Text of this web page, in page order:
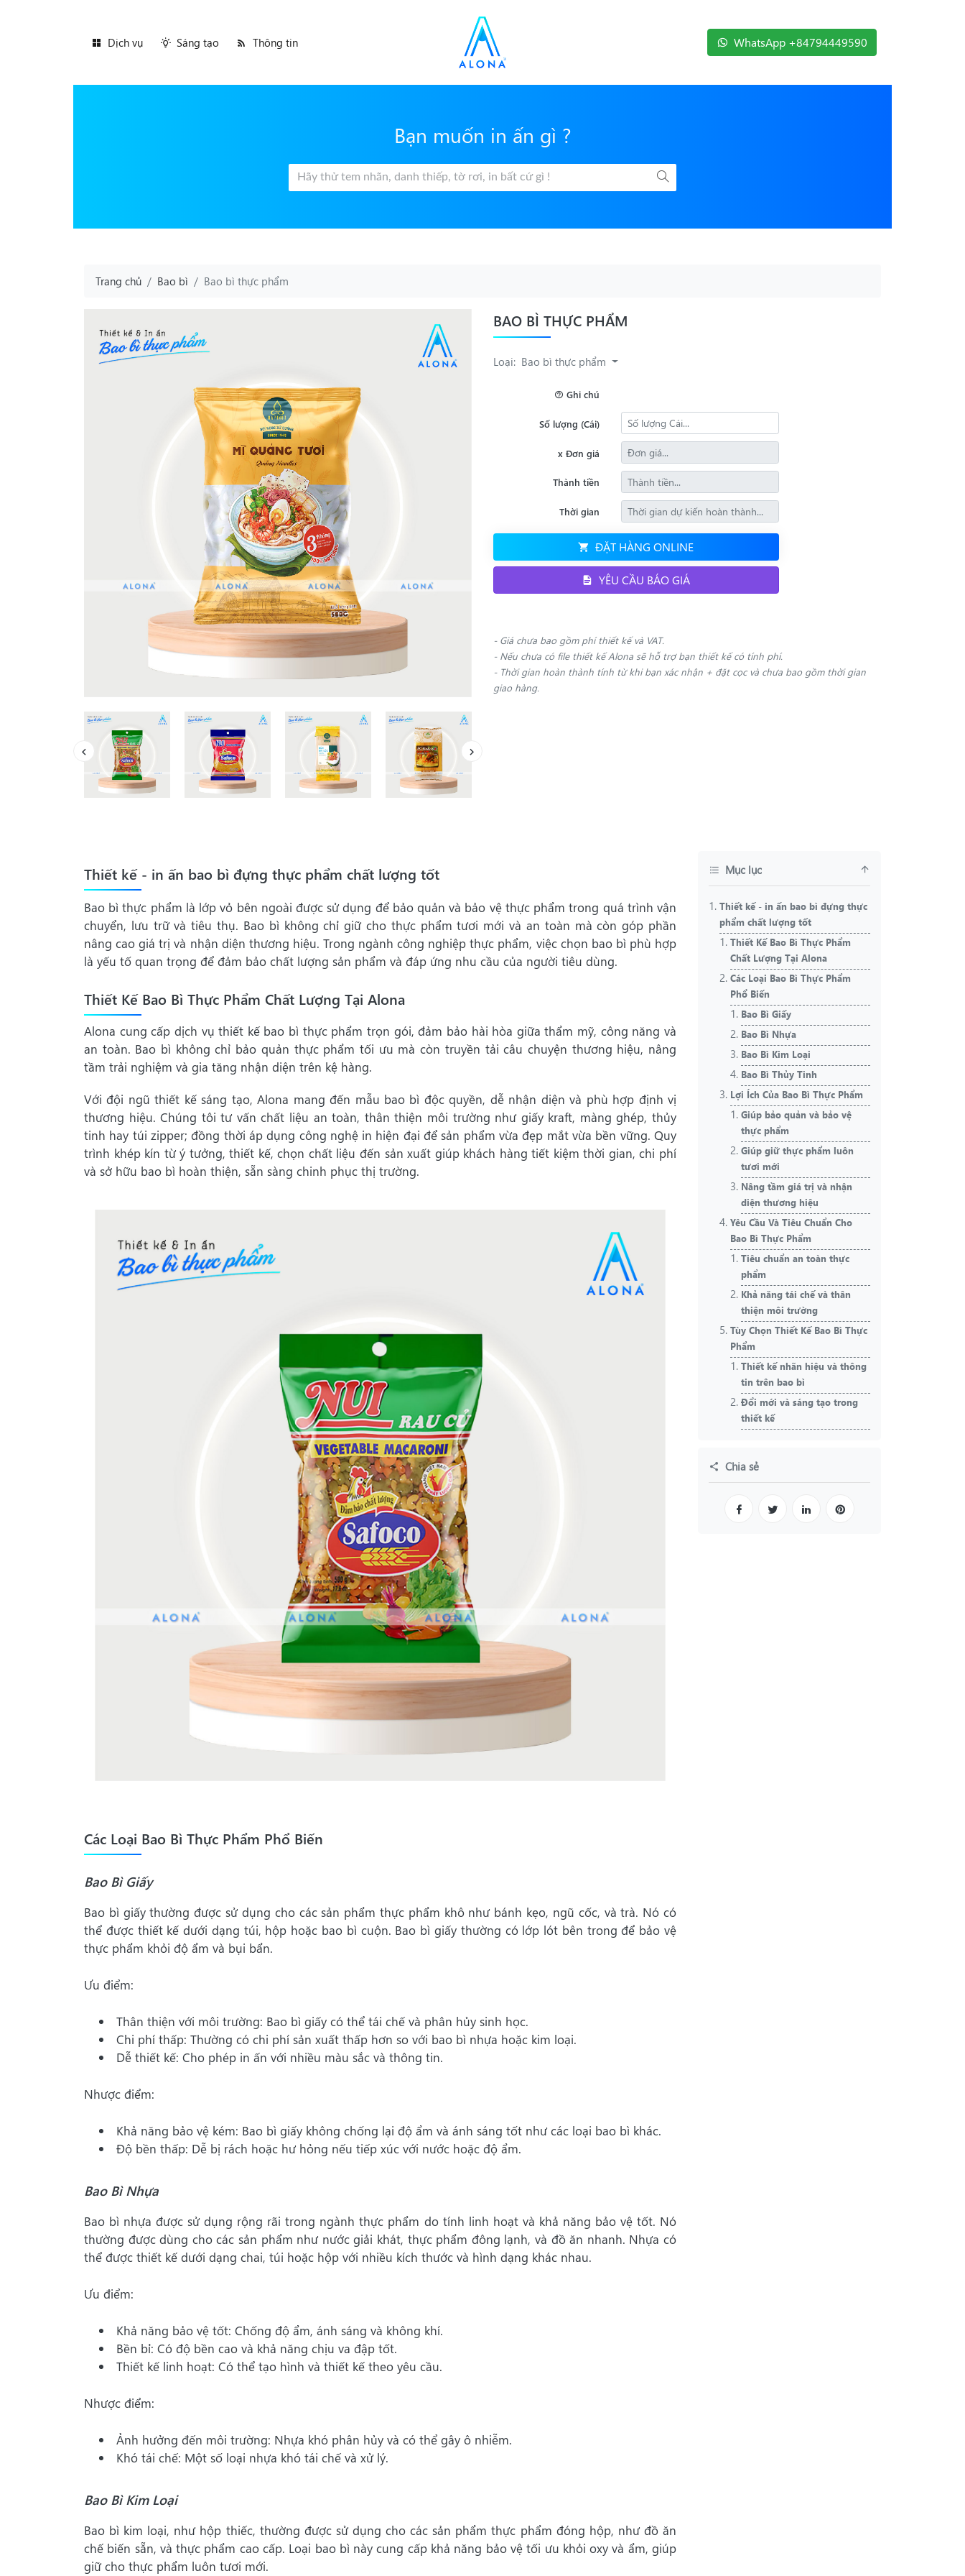
Dịch vụ Sáng tạo Thông tin WhatsApp +84794449590
Bạn muốn in ấn gì ?
Trang chủ Bao bì Bao bì thực phẩm
BAO BÌ THỰC PHẨM
Loại: Bao bì thực phẩm
Ghi chú
Số lượng (Cái)
x Đơn giá
Thành tiền
Thời gian
ĐẶT HÀNG ONLINE
YÊU CẦU BÁO GIÁ
- Giá chưa bao gồm phí thiết kế và VAT.
- Nếu chưa có file thiết kế Alona sẽ hỗ trợ bạn thiết kế có tính phí.
- Thời gian hoàn thành tính từ khi bạn xác nhận + đặt cọc và chưa bao gồm thời gian
giao hàng.
Thiết kế - in ấn bao bì đựng thực phẩm chất lượng tốt
Bao bì thực phẩm là lớp vỏ bên ngoài được sử dụng để bảo quản và bảo vệ thực phẩm trong quá trình vận
chuyển, lưu trữ và tiêu thụ. Bao bì không chỉ giữ cho thực phẩm tươi mới và an toàn mà còn góp phần
nâng cao giá trị và nhận diện thương hiệu. Trong ngành công nghiệp thực phẩm, việc chọn bao bì phù hợp
là yếu tố quan trọng để đảm bảo chất lượng sản phẩm và đáp ứng nhu cầu của người tiêu dùng.
Thiết Kế Bao Bì Thực Phẩm Chất Lượng Tại Alona
Alona cung cấp dịch vụ thiết kế bao bì thực phẩm trọn gói, đảm bảo hài hòa giữa thẩm mỹ, công năng và
an toàn. Bao bì không chỉ bảo quản thực phẩm tối ưu mà còn truyền tải câu chuyện thương hiệu, nâng
tầm trải nghiệm và gia tăng nhận diện trên kệ hàng.
Với đội ngũ thiết kế sáng tạo, Alona mang đến mẫu bao bì độc quyền, dễ nhận diện và phù hợp định vị
thương hiệu. Chúng tôi tư vấn chất liệu an toàn, thân thiện môi trường như giấy kraft, màng ghép, thủy
tinh hay túi zipper; đồng thời áp dụng công nghệ in hiện đại để sản phẩm vừa đẹp mắt vừa bền vững. Quy
trình khép kín từ ý tưởng, thiết kế, chọn chất liệu đến sản xuất giúp khách hàng tiết kiệm thời gian, chi phí
và sở hữu bao bì hoàn thiện, sẵn sàng chinh phục thị trường.
Các Loại Bao Bì Thực Phẩm Phổ Biến
Bao Bì Giấy
Bao bì giấy thường được sử dụng cho các sản phẩm thực phẩm khô như bánh kẹo, ngũ cốc, và trà. Nó có
thể được thiết kế dưới dạng túi, hộp hoặc bao bì cuộn. Bao bì giấy thường có lớp lót bên trong để bảo vệ
thực phẩm khỏi độ ẩm và bụi bẩn.
Ưu điểm:
Thân thiện với môi trường: Bao bì giấy có thể tái chế và phân hủy sinh học.
Chi phí thấp: Thường có chi phí sản xuất thấp hơn so với bao bì nhựa hoặc kim loại.
Dễ thiết kế: Cho phép in ấn với nhiều màu sắc và thông tin.
Nhược điểm:
Khả năng bảo vệ kém: Bao bì giấy không chống lại độ ẩm và ánh sáng tốt như các loại bao bì khác.
Độ bền thấp: Dễ bị rách hoặc hư hỏng nếu tiếp xúc với nước hoặc độ ẩm.
Bao Bì Nhựa
Bao bì nhựa được sử dụng rộng rãi trong ngành thực phẩm do tính linh hoạt và khả năng bảo vệ tốt. Nó
thường được dùng cho các sản phẩm như nước giải khát, thực phẩm đông lạnh, và đồ ăn nhanh. Nhựa có
thể được thiết kế dưới dạng chai, túi hoặc hộp với nhiều kích thước và hình dạng khác nhau.
Ưu điểm:
Khả năng bảo vệ tốt: Chống độ ẩm, ánh sáng và không khí.
Bền bỉ: Có độ bền cao và khả năng chịu va đập tốt.
Thiết kế linh hoạt: Có thể tạo hình và thiết kế theo yêu cầu.
Nhược điểm:
Ảnh hưởng đến môi trường: Nhựa khó phân hủy và có thể gây ô nhiễm.
Khó tái chế: Một số loại nhựa khó tái chế và xử lý.
Bao Bì Kim Loại
Bao bì kim loại, như hộp thiếc, thường được sử dụng cho các sản phẩm thực phẩm đóng hộp, như đồ ăn
chế biến sẵn, và thực phẩm cao cấp. Loại bao bì này cung cấp khả năng bảo vệ tối ưu khỏi oxy và ẩm, giúp
giữ cho thực phẩm luôn tươi mới.
Mục lục
Thiết kế - in ấn bao bì đựng thực
phẩm chất lượng tốt
Thiết Kế Bao Bì Thực Phẩm
Chất Lượng Tại Alona
Các Loại Bao Bì Thực Phẩm
Phổ Biến
Bao Bì Giấy
Bao Bì Nhựa
Bao Bì Kim Loại
Bao Bì Thủy Tinh
Lợi Ích Của Bao Bì Thực Phẩm
Giúp bảo quản và bảo vệ
thực phẩm
Giúp giữ thực phẩm luôn
tươi mới
Nâng tầm giá trị và nhận
diện thương hiệu
Yêu Cầu Và Tiêu Chuẩn Cho
Bao Bì Thực Phẩm
Tiêu chuẩn an toàn thực
phẩm
Khả năng tái chế và thân
thiện môi trường
Tùy Chọn Thiết Kế Bao Bì Thực
Phẩm
Thiết kế nhãn hiệu và thông
tin trên bao bì
Đổi mới và sáng tạo trong
thiết kế
Chia sẻ